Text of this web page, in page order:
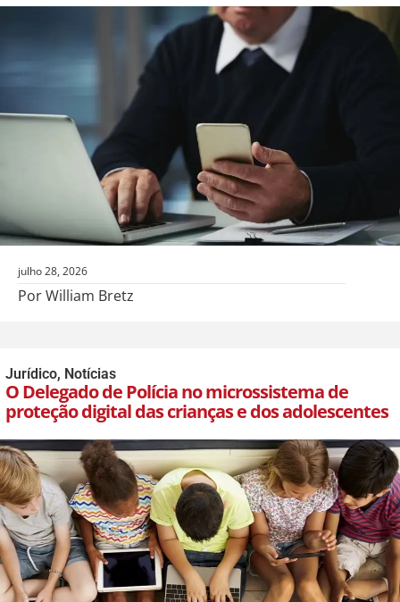
julho 28, 2026
Por William Bretz
Jurídico, Notícias
O Delegado de Polícia no microssistema de
proteção digital das crianças e dos adolescentes